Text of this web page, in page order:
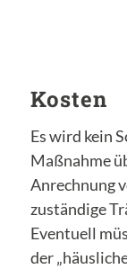
Kosten
Es wird kein
Maßnahme
Anrechnung
zuständige
Eventuell
der